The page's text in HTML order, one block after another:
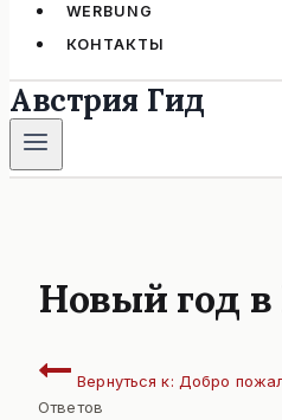
WERBUNG
КОНТАКТЫ
Австрия Гид
Новый год в
Вернуться к: Добро
Ответов